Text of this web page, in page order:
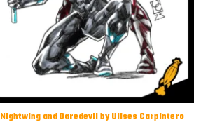
Nightwing and Daredevil by Ulises Carpintero